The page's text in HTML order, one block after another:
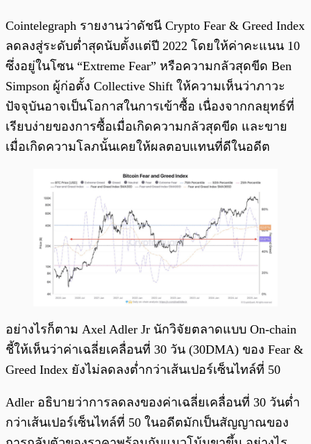
Cointelegraph รายงานว่าดัชนี Crypto Fear & Greed Index
ลดลงสู่ระดับต่ำสุดนับตั้งแต่ปี 2022 โดยให้ค่าคะแนน 10
ซึ่งอยู่ในโซน “Extreme Fear” หรือความกลัวสุดขีด Ben
Simpson ผู้ก่อตั้ง Collective Shift ให้ความเห็นว่าภาวะ
ปัจจุบันอาจเป็นโอกาสในการเข้าซื้อ เนื่องจากกลยุทธ์ที่
เรียบง่ายของการซื้อเมื่อเกิดความกลัวสุดขีด และขาย
เมื่อเกิดความโลภนั้นเคยให้ผลตอบแทนที่ดีในอดีต
อย่างไรก็ตาม Axel Adler Jr นักวิจัยตลาดแบบ On-chain
ชี้ให้เห็นว่าค่าเฉลี่ยเคลื่อนที่ 30 วัน (30DMA) ของ Fear &
Greed Index ยังไม่ลดลงต่ำกว่าเส้นเปอร์เซ็นไทล์ที่ 50
Adler อธิบายว่าการลดลงของค่าเฉลี่ยเคลื่อนที่ 30 วันต่ำ
กว่าเส้นเปอร์เซ็นไทล์ที่ 50 ในอดีตมักเป็นสัญญาณของ